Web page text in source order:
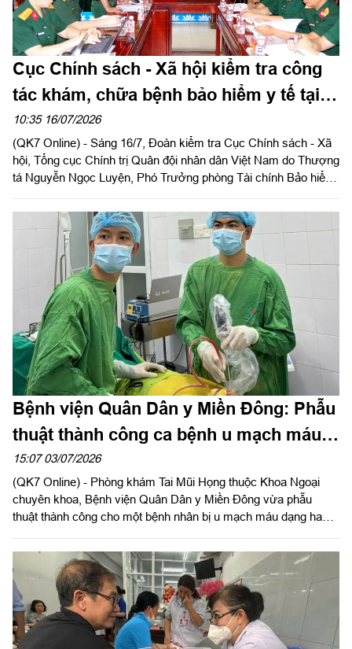
Cục Chính sách - Xã hội kiểm tra công
tác khám, chữa bệnh bảo hiểm y tế tại
sư đoàn 309
10:35 16/07/2026
(QK7 Online) - Sáng 16/7, Đoàn kiểm tra Cục Chính sách - Xã
hội, Tổng cục Chính trị Quân đội nhân dân Việt Nam do Thượng
tá Nguyễn Ngọc Luyện, Phó Trưởng phòng Tài chính Bảo hiểm
kiểm tra việc thực hiện hợp đồng khám bệnh, chữa bệnh bảo
hiểm y tế tại Bệnh xá Sư đoàn 309.
Bệnh viện Quân Dân y Miền Đông: Phẫu
thuật thành công ca bệnh u mạch máu
dạng hang trong xương hốc mũi cực kỳ
hiếm gặp
15:07 03/07/2026
(QK7 Online) - Phòng khám Tai Mũi Họng thuộc Khoa Ngoại
chuyên khoa, Bệnh viện Quân Dân y Miền Đông vừa phẫu
thuật thành công cho một bệnh nhân bị u mạch máu dạng hang
tiềm ẩn nguy cơ xuất huyết ồ ạt trong quá trình điều trị nếu
không có chiến lược can thiệp chính xác.